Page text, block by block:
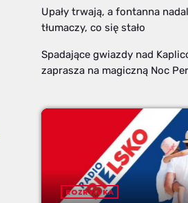
Upały trwają, a fontanna
tłumaczy, co się stało
Spadające gwiazdy nad
zaprasza na magiczną Noc
ROZRYWKA